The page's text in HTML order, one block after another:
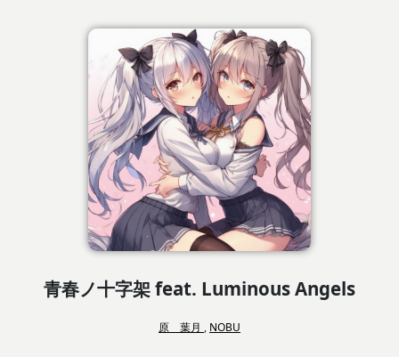
青春ノ十字架 feat. Luminous Angels
原 葉月 , NOBU